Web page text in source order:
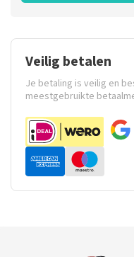
Veilig betalen
Je betaling is veilig en
meestgebruikte